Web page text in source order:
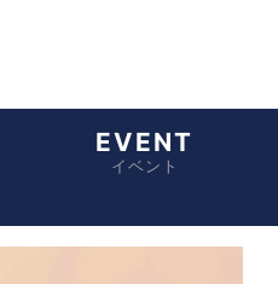
EVENT
イベント